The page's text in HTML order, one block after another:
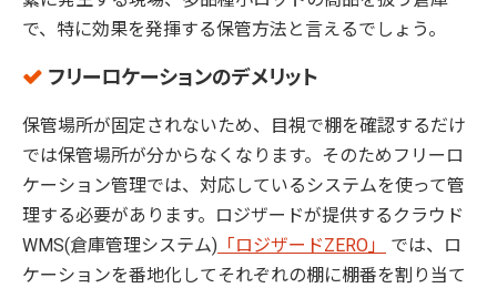
で、特に効果を発揮する保管方法と言えるでしょう。
フリーロケーションのデメリット
保管場所が固定されないため、目視で棚を確認するだけ
では保管場所が分からなくなります。そのためフリーロ
ケーション管理では、対応しているシステムを使って管
理する必要があります。ロジザードが提供するクラウド
WMS(倉庫管理システム) 「ロジザードZERO」
では、ロ
ケーションを番地化してそれぞれの棚に棚番を割り当て